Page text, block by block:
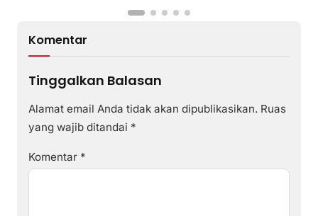
Komentar
Tinggalkan Balasan
Alamat email Anda tidak akan dipublikasikan. Ruas
yang wajib ditandai *
Komentar *